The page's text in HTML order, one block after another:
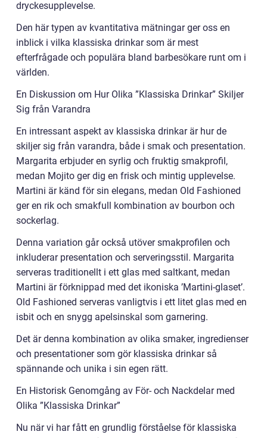
dryckesupplevelse.
Den här typen av kvantitativa mätningar ger oss en
inblick i vilka klassiska drinkar som är mest
efterfrågade och populära bland barbesökare runt om i
världen.
En Diskussion om Hur Olika ”Klassiska Drinkar” Skiljer
Sig från Varandra
En intressant aspekt av klassiska drinkar är hur de
skiljer sig från varandra, både i smak och presentation.
Margarita erbjuder en syrlig och fruktig smakprofil,
medan Mojito ger dig en frisk och mintig upplevelse.
Martini är känd för sin elegans, medan Old Fashioned
ger en rik och smakfull kombination av bourbon och
sockerlag.
Denna variation går också utöver smakprofilen och
inkluderar presentation och serveringsstil. Margarita
serveras traditionellt i ett glas med saltkant, medan
Martini är förknippad med det ikoniska ’Martini-glaset’.
Old Fashioned serveras vanligtvis i ett litet glas med en
isbit och en snygg apelsinskal som garnering.
Det är denna kombination av olika smaker, ingredienser
och presentationer som gör klassiska drinkar så
spännande och unika i sin egen rätt.
En Historisk Genomgång av För- och Nackdelar med
Olika ”Klassiska Drinkar”
Nu när vi har fått en grundlig förståelse för klassiska